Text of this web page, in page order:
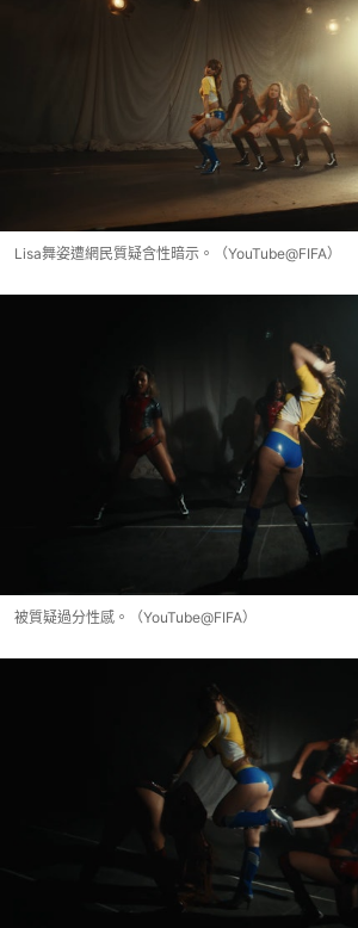
Lisa舞姿遭網民質疑含性暗示。（YouTube@‎⁨FIFA）
被質疑過分性感。（YouTube@‎⁨FIFA）